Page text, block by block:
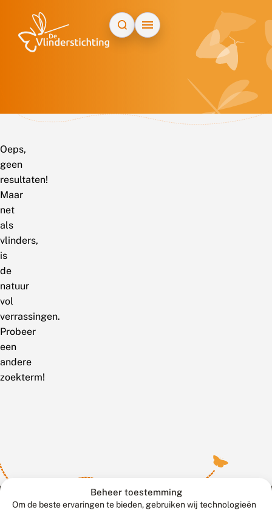
Beheer toestemming
Om de beste ervaringen te bieden, gebruiken wij technologieën
Oeps,
geen
resultaten!
Maar
net
als
vlinders,
is
de
natuur
vol
verrassingen.
Probeer
een
andere
zoekterm!